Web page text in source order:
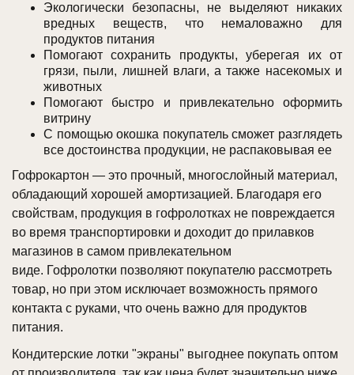
Экологически безопасны, не выделяют никаких
вредных веществ, что немаловажно для
продуктов питания
Помогают сохранить продукты, уберегая их от
грязи, пыли, лишней влаги, а также насекомых и
животных
Помогают быстро и привлекательно оформить
витрину
С помощью окошка покупатель сможет разглядеть
все достоинства продукции, не распаковывая ее
Гофрокартон — это прочный, многослойный материал,
обладающий хорошей амортизацией. Благодаря его
свойствам, продукция в гофролотках не повреждается
во время транспортировки и доходит до прилавков
магазинов в самом привлекательном
виде. Гофролотки позволяют покупателю рассмотреть
товар, но при этом исключает возможность прямого
контакта с руками, что очень важно для продуктов
питания.
Кондитерские лотки "экраны" выгоднее покупать оптом